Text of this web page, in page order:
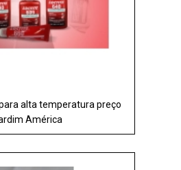
alta temperatura preço
América